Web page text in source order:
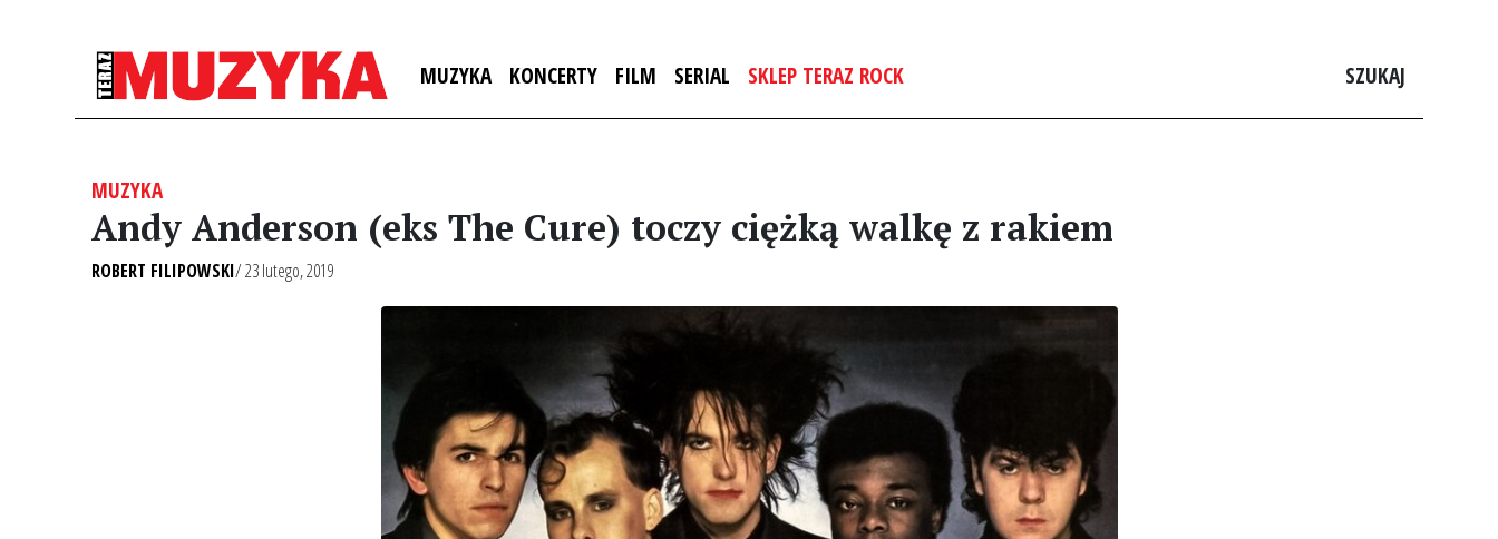
MUZYKA KONCERTY FILM SERIAL SKLEP TERAZ ROCK SZUKAJ
MUZYKA
Andy Anderson (eks The Cure) toczy ciężką walkę z rakiem
ROBERT FILIPOWSKI/ 23 lutego, 2019